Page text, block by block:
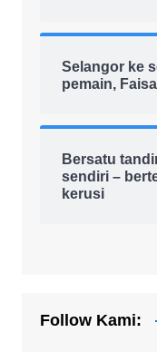
Selangor ke
pemain,
Bersatu
sendiri –
kerusi
Follow Kami: